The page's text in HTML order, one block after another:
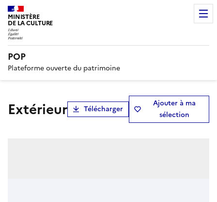
MINISTÈRE
DE LA CULTURE
POP
Plateforme ouverte du patrimoine
Extérieur Télécharger
Ajouter à ma
sélection